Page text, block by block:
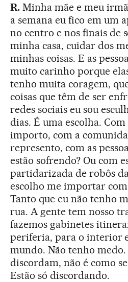
R. Minha mãe e meu
a semana eu fico em um
no centro e nos finais de
minha casa, cuidar dos
minhas coisas. E as
muito carinho porque
tenho muita coragem,
coisas que têm de ser
redes sociais eu sou
dias. É uma escolha.
importo, com a
represento, com as
estão sofrendo? Ou com
partidarizada de robôs
escolho me importar
Tanto que eu não tenho
rua. A gente tem nosso
fazemos gabinetes
periferia, para o interior
mundo. Não tenho medo.
discordam, não é como
Estão só discordando.